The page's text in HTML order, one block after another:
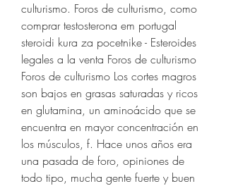
culturismo. Foros de culturismo, como
comprar testosterona em portugal
steroidi kura za pocetnike - Esteroides
legales a la venta Foros de culturismo
Foros de culturismo Los cortes magros
son bajos en grasas saturadas y ricos
en glutamina, un aminoácido que se
encuentra en mayor concentración en
los músculos, f. Hace unos años era
una pasada de foro, opiniones de
todo tipo, mucha gente fuerte y buen